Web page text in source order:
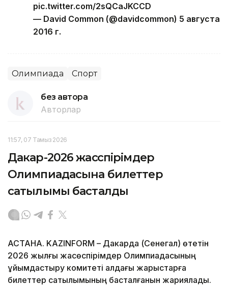
pic.twitter.com/2sQCaJKCCD
— David Common (@davidcommon) 5 августа
2016 г.
Олимпиада Спорт
без автора
Авторлар
11:57, 07 Тамыз 2026
Дакар-2026 жасөспірімдер
Олимпиадасына билеттер
сатылымы басталды
АСТАНА. KAZINFORM – Дакарда (Сенегал) өтетін
2026 жылғы жасөспірімдер Олимпиадасының
ұйымдастыру комитеті алдағы жарыстарға
билеттер сатылымының басталғанын жариялады.